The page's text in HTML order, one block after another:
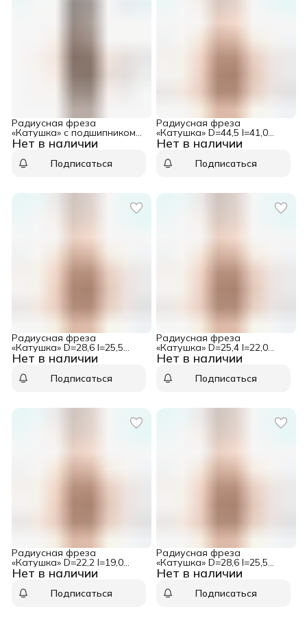
Нет в наличии
Радиусная фреза
«Катушка» с подшипником
D=22,2 I=15,0 S=6,0 R=3,20
CMT 761.032.11
Подписаться
Нет в наличии
Радиусная фреза
«Катушка» D=44,5 I=41,0
S=12,0 R=12,70 CMT
954.509.11
Подписаться
Нет в наличии
Радиусная фреза
«Катушка» D=28,6 I=25,5
S=12,0 R=6,35 CMT
954.504.11
Подписаться
Нет в наличии
Радиусная фреза
«Катушка» D=25,4 I=22,0
S=12,0 R=4,75 CMT
954.503.11
Подписаться
Нет в наличии
Радиусная фреза
«Катушка» D=22,2 I=19,0
S=12,0 R=3,20 CMT
954.502.11
Подписаться
Нет в наличии
Радиусная фреза
«Катушка» D=28,6 I=25,5
S=8,0 R=6,35 CMT 954.004.11
Подписаться